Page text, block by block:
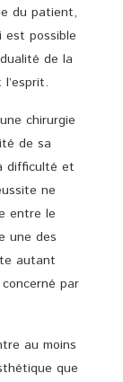
du patient,
est possible
de la
chirurgie
de sa
difficulté et
ne
entre le
une des
autant
par
au moins
que